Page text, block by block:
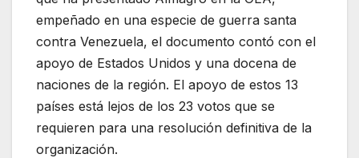
empeñado en una especie de guerra santa
contra Venezuela, el documento contó con el
apoyo de Estados Unidos y una docena de
naciones de la región. El apoyo de estos 13
países está lejos de los 23 votos que se
requieren para una resolución definitiva de la
organización.